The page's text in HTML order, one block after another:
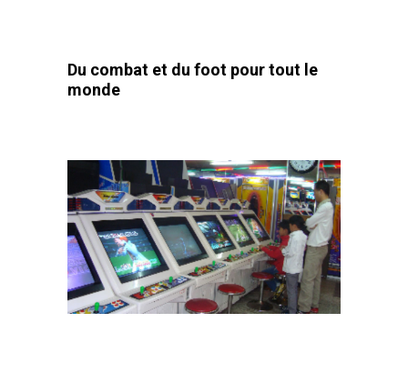
Du combat et du foot pour tout le
monde